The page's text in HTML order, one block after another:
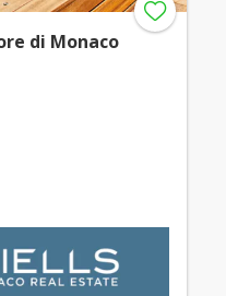
di Monaco